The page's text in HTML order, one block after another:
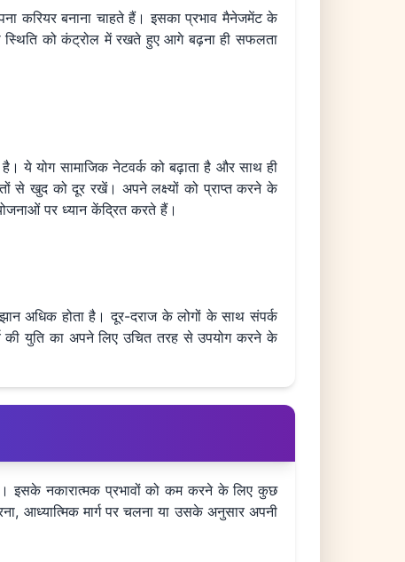
करियर बनाना चाहते हैं। इसका प्रभाव मैनेजमेंट के
स्थिति को कंट्रोल में रखते हुए आगे बढ़ना ही सफलता
ये योग सामाजिक नेटवर्क को बढ़ाता है और साथ ही
से खुद को दूर रखें। अपने लक्ष्यों को प्राप्त करने के
पर ध्यान केंद्रित करते हैं।
अधिक होता है। दूर-दराज के लोगों के साथ संपर्क
की युति का अपने लिए उचित तरह से उपयोग करने के
इसके नकारात्मक प्रभावों को कम करने के लिए कुछ
आध्यात्मिक मार्ग पर चलना या उसके अनुसार अपनी